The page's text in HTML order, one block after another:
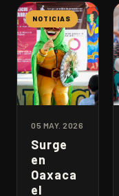
NOTICIAS
05 MAY. 2026
Surge
en
Oaxaca
el